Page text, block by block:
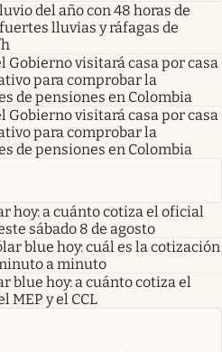
del año con 48 horas de
lluvias y ráfagas de
Gobierno visitará casa por casa
para comprobar la
de pensiones en Colombia
Gobierno visitará casa por casa
para comprobar la
de pensiones en Colombia
hoy: a cuánto cotiza el oficial
sábado 8 de agosto
blue hoy: cuál es la cotización
a minuto
blue hoy: a cuánto cotiza el
MEP y el CCL